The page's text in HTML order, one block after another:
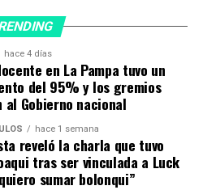
de la Provincia que
para garantizar mejores
cuidado.
Educación de la Nación,
el trabajo y el
por parte del sistema
el contexto de pandemia,
hace 4 días
en La Pampa tuvo un
del 95% y los gremios
al Gobierno nacional
hace 1 semana
reveló la charla que tuvo
tras ser vinculada a Luck
sumar bolonqui”